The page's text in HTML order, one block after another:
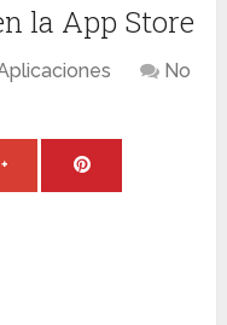
la App Store
No